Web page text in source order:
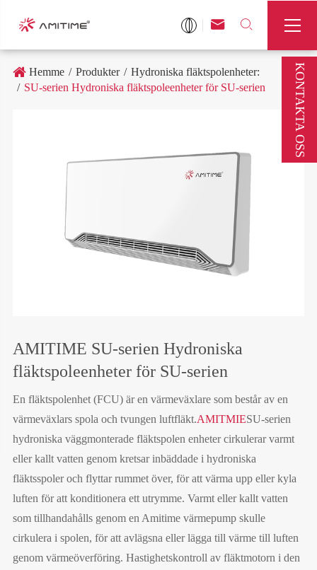
 

Hemme Produkter
Hydroniska fläktspolenheter:
SU-serien Hydroniska fläktspoleenheter för SU-serien
AMITIME SU-serien Hydroniska
fläktspoleenheter för SU-serien
En fläktspolenhet (FCU) är en värmeväxlare som består av en
värmeväxlars spola och tvungen luftfläkt.AMITMIESU-serien
hydroniska väggmonterade fläktspolen enheter cirkulerar varmt
eller kallt vatten genom kretsar inbäddade i hydroniska
fläktsspoler och flyttar rummet över, för att värma upp eller kyla
luften för att konditionera ett utrymme. Varmt eller kallt vatten
som tillhandahålls genom en Amitime värmepump skulle
cirkulera i spolen, för att avlägsna eller lägga till värme till luften
genom värmeöverföring. Hastighetskontroll av fläktmotorn i den
KONTAKTA OSS